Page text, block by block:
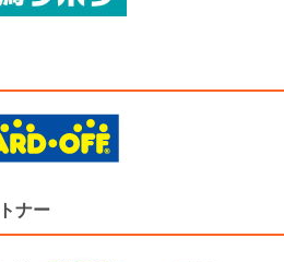
ナー